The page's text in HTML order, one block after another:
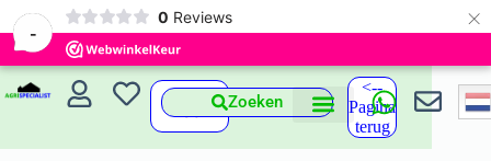
-
0 Reviews ×
Zoeken
<--
Pagina
terug